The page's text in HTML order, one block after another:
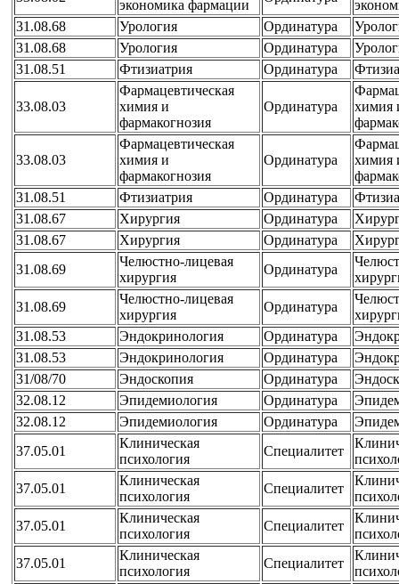
экономика фармации
31.08.68
Урология Ординатура
31.08.68
Урология Ординатура
31.08.51
Фтизиатрия Ординатура
33.08.03
Фармацевтическая
химия и
фармакогнозия
Ординатура
химия
33.08.03
Фармацевтическая
химия и
фармакогнозия
Ординатура
химия
31.08.51
Фтизиатрия Ординатура
31.08.67
Хирургия Ординатура
31.08.67
Хирургия Ординатура
31.08.69
Челюстно-лицевая
хирургия
Ординатура
31.08.69
Челюстно-лицевая
хирургия
Ординатура
31.08.53
Эндокринология Ординатура
31.08.53
Эндокринология Ординатура
31/08/70
Эндоскопия Ординатура
32.08.12
Эпидемиология Ординатура
32.08.12
Эпидемиология Ординатура
37.05.01
Клиническая
психология
Специалитет
37.05.01
Клиническая
психология
Специалитет
37.05.01
Клиническая
психология
Специалитет
37.05.01
Клиническая
психология
Специалитет